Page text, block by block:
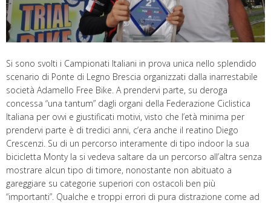
Si sono svolti i Campionati Italiani in prova unica nello splendido
scenario di Ponte di Legno Brescia organizzati dalla inarrestabile
società Adamello Free Bike. A prendervi parte, su deroga
concessa “una tantum” dagli organi della Federazione Ciclistica
Italiana per ovvi e giustificati motivi, visto che l’età minima per
prendervi parte è di tredici anni, c’era anche il reatino Diego
Crescenzi. Su di un percorso interamente di tipo indoor la sua
bicicletta Monty la si vedeva saltare da un percorso all’altra senza
mostrare alcun tipo di timore, nonostante non abituato a
gareggiare su categorie superiori con ostacoli ben più
“importanti”. Qualche e troppi errori di pura distrazione come ad